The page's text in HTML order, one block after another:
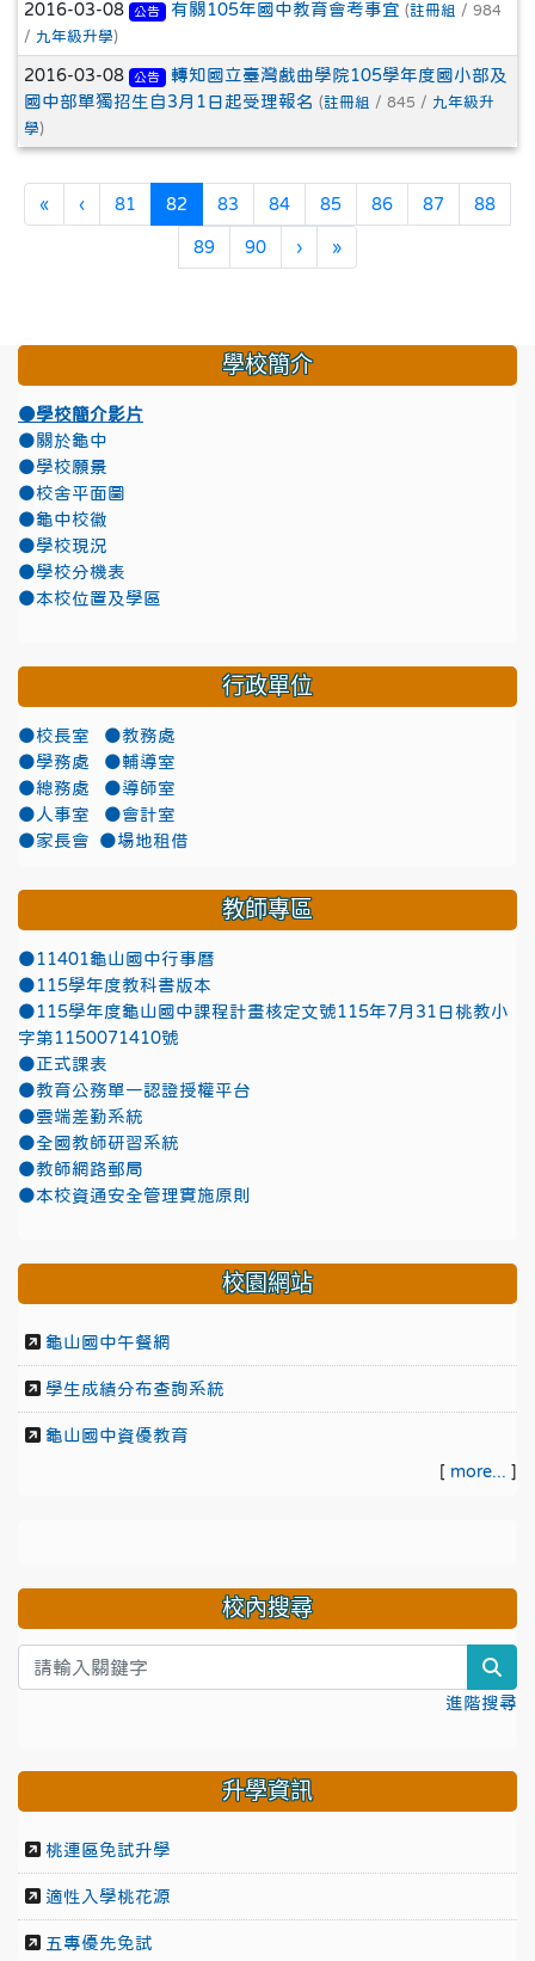
2016-03-08 公告 有關105年國中教育會考事宜 (註冊組 / 984
/ 九年級升學)
2016-03-08 公告
轉知國立臺灣戲曲學院105學年度國小部及
國中部單獨招生自3月1日起受理報名 (註冊組 / 845 / 九年級升
學)
«第一頁
‹上一頁
81 82 (目前頁次)
83 84 85 86 87 88
89 90 ›下一頁
»最後頁
學校簡介
●學校簡介影片
●關於龜中
●學校願景
●校舍平面圖
●龜中校徽
●學校現況
●學校分機表
●本校位置及學區
行政單位
●校長室
●教務處
●學務處
●輔導室
●總務處
●導師室
●人事室
●會計室
●家長會
●場地租借
教師專區
●11401龜山國中行事曆
●115學年度教科書版本
●115學年度龜山國中課程計畫核定文號115年7月31日桃教小
字第1150071410號
●正式課表
●教育公務單一認證授權平台
●雲端差勤系統
●全國教師研習系統
●教師網路郵局
●本校資通安全管理實施原則
校園網站
龜山國中午餐網
學生成績分布查詢系統
龜山國中資優教育
[ more... ]
校內搜尋
進階搜尋
升學資訊
桃連區免試升學
適性入學桃花源
五專優先免試